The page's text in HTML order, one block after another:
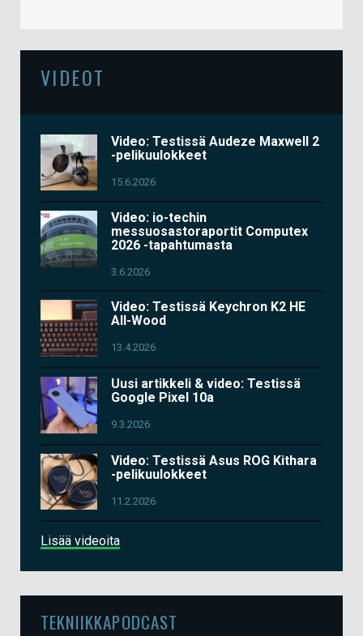
VIDEOT
Video: Testissä Audeze Maxwell 2
-pelikuulokkeet
15.6.2026
Video: io-techin
messuosastoraportit Computex
2026 -tapahtumasta
3.6.2026
Video: Testissä Keychron K2 HE
All-Wood
13.4.2026
Uusi artikkeli & video: Testissä
Google Pixel 10a
9.3.2026
Video: Testissä Asus ROG Kithara
-pelikuulokkeet
11.2.2026
Lisää videoita
TEKNIIKKAPODCAST